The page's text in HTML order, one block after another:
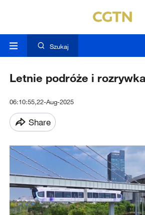
Szukaj
Letnie podróże i
06:10:55,22-Aug-2025
Share